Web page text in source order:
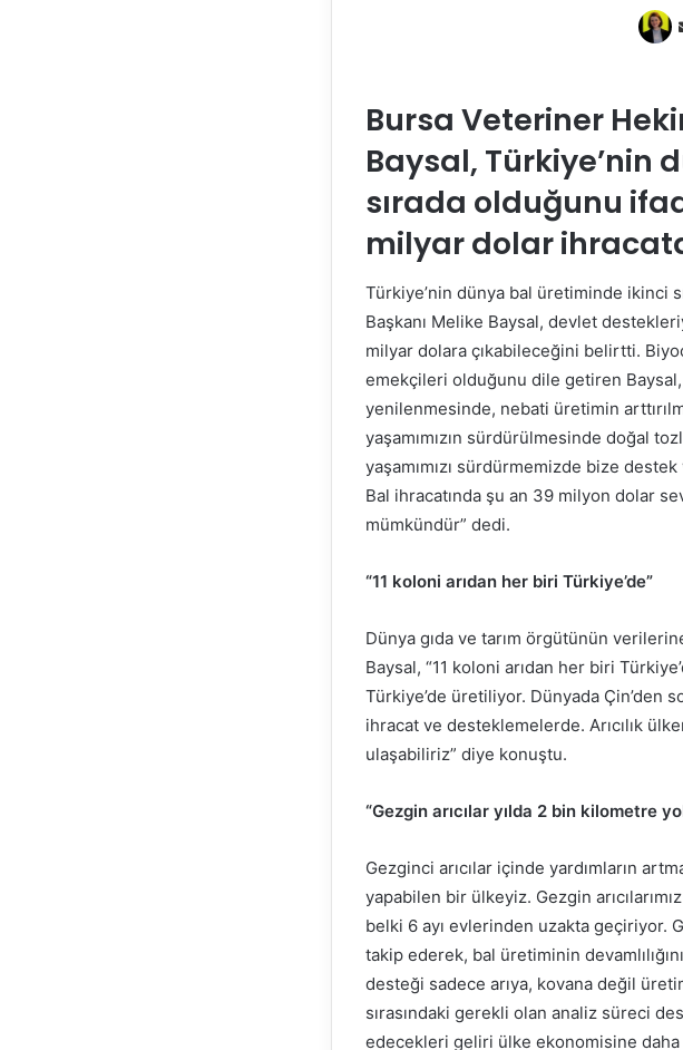
Bursa Veteriner
Baysal, Türkiye’nin
sırada olduğunu
milyar dolar
Türkiye’nin dünya bal üretiminde ikinci
Başkanı Melike Baysal, devlet
milyar dolara çıkabileceğini belirtti.
emekçileri olduğunu dile getiren
yenilenmesinde, nebati üretimin
yaşamımızın sürdürülmesinde doğal
yaşamımızı sürdürmemizde bize
Bal ihracatında şu an 39 milyon dolar
mümkündür” dedi.
“11 koloni arıdan her biri Türkiye’de”
Dünya gıda ve tarım örgütünün
Baysal, “11 koloni arıdan her biri
Türkiye’de üretiliyor. Dünyada Çin’den
ihracat ve desteklemelerde. Arıcılık
ulaşabiliriz” diye konuştu.
“Gezgin arıcılar yılda 2 bin kilometre
Gezginci arıcılar içinde yardımların
yapabilen bir ülkeyiz. Gezgin
belki 6 ayı evlerinden uzakta geçiriyor.
takip ederek, bal üretiminin
desteği sadece arıya, kovana değil
sırasındaki gerekli olan analiz süreci
edecekleri geliri ülke ekonomisine daha